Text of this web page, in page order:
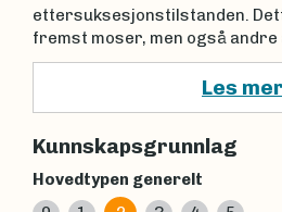
ettersuksesjonstilstanden.
fremst moser, men også
Les mer
Kunnskapsgrunnlag
Hovedtypen generelt